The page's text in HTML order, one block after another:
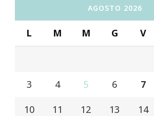
AGOSTO 2026
L M M G V
3 4 5 6 7
10 11 12 13 14